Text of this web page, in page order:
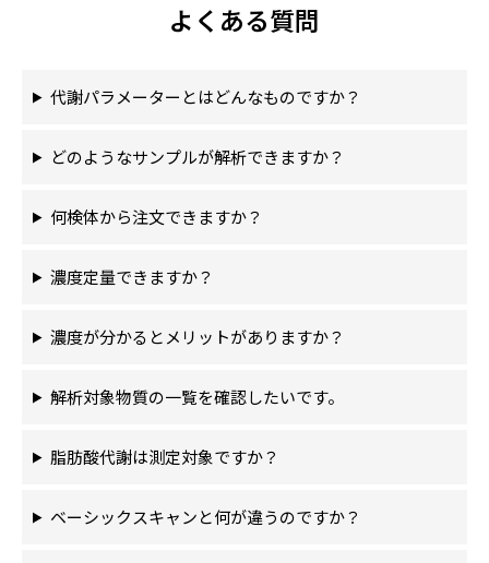
よくある質問
代謝パラメーターとはどんなものですか？
どのようなサンプルが解析できますか？
何検体から注文できますか？
濃度定量できますか？
濃度が分かるとメリットがありますか？
解析対象物質の一覧を確認したいです。
脂肪酸代謝は測定対象ですか？
ベーシックスキャンと何が違うのですか？